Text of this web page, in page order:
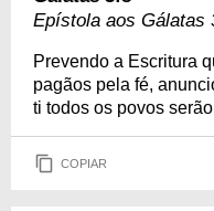
Epístola aos Gálatas
Prevendo a Escritura
pagãos pela fé,
ti todos os povos
COPIAR